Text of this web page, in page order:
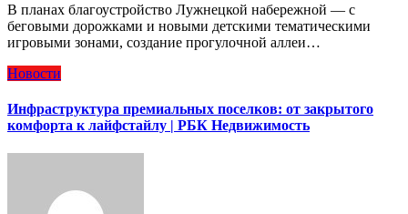
В планах благоустройство Лужнецкой набережной — с
беговыми дорожками и новыми детскими тематическими
игровыми зонами, создание прогулочной аллеи…
Новости
Инфраструктура премиальных поселков: от закрытого
комфорта к лайфстайлу | РБК Недвижимость